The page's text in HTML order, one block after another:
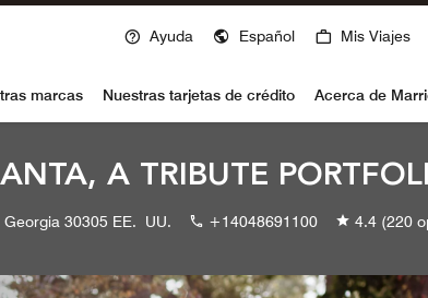
Ayuda Español Mis Viajes
marcas Nuestras tarjetas de crédito Acerca de
A TRIBUTE
Georgia 30305 EE. UU. +14048691100 4.4 (220